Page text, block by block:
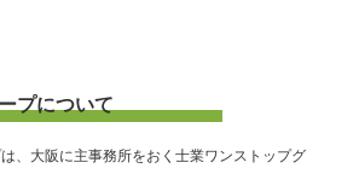
プについて
、大阪に主事務所をおく士業ワンストップグ